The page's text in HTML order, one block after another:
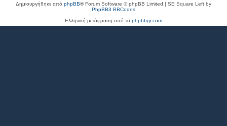
Δημιουργήθηκε από phpBB® Forum Software © phpBB Limited | SE Square Left by
PhpBB3 BBCodes
Ελληνική μετάφραση από το phpbbgr.com